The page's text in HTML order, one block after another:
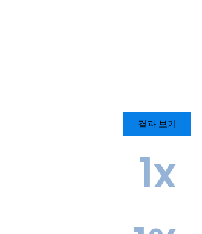
결과 보기
1x